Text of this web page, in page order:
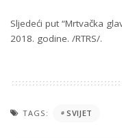
Sljedeći put “Mrtvačka
2018. godine. /RTRS/.
TAGS: SVIJET